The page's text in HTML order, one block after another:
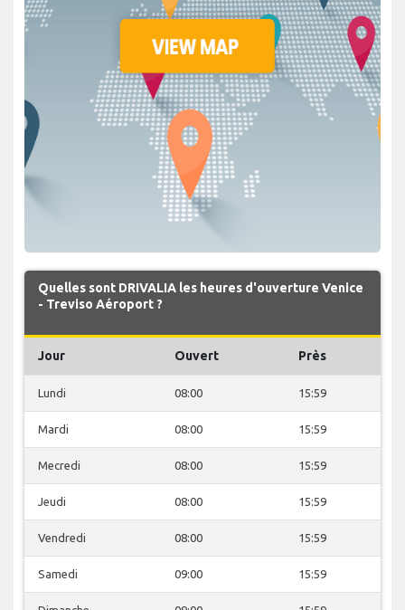
Quelles sont DRIVALIA les heures d'ouverture Venice
- Treviso Aéroport ?
Jour Ouvert Près
Lundi 08:00 15:59
Mardi 08:00 15:59
Mecredi 08:00 15:59
Jeudi 08:00 15:59
Vendredi 08:00 15:59
Samedi 09:00 15:59